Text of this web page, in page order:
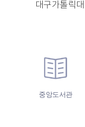
대구가톨릭
중앙도서관